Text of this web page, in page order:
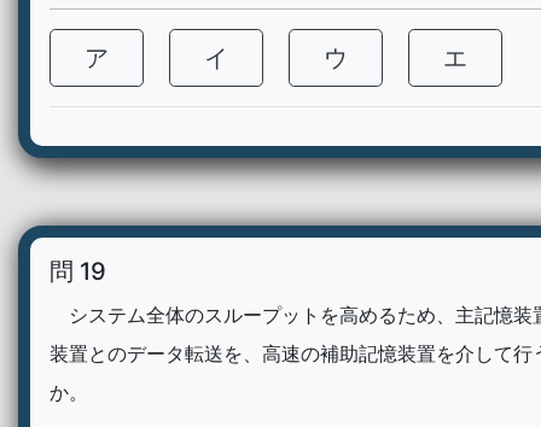
ア イ ウ エ
問 19
システム全体のスループットを高めるため、主記憶装
装置とのデータ転送を、高速の補助記憶装置を介して行
か。